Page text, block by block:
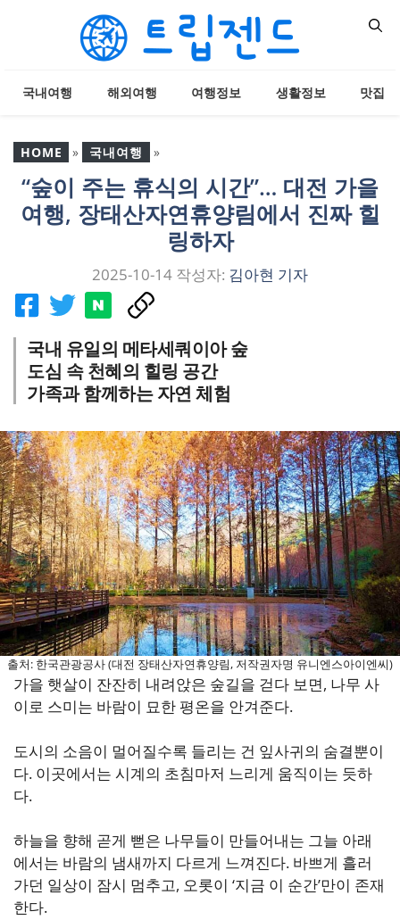
뛰
기
국내여행 해외여행 여행정보 생활정보 맛집
HOME » 국내여행 »
“숲이 주는 휴식의 시간”…
대전 가을여행, 장태산자
연휴양림에서 진짜 힐링하
“숲이 주는 휴식의 시간”… 대전 가을
여행, 장태산자연휴양림에서 진짜 힐
링하자
2025-10-14 작성자: 김아현 기자
국내 유일의 메타세쿼이아 숲
도심 속 천혜의 힐링 공간
가족과 함께하는 자연 체험
출처: 한국관광공사 (대전 장태산자연휴양림, 저작권자명 유니엔스아이엔씨)
가을 햇살이 잔잔히 내려앉은 숲길을 걷다 보면, 나무 사
이로 스미는 바람이 묘한 평온을 안겨준다.
도시의 소음이 멀어질수록 들리는 건 잎사귀의 숨결뿐이
다. 이곳에서는 시계의 초침마저 느리게 움직이는 듯하
다.
하늘을 향해 곧게 뻗은 나무들이 만들어내는 그늘 아래
에서는 바람의 냄새까지 다르게 느껴진다. 바쁘게 흘러
가던 일상이 잠시 멈추고, 오롯이 ‘지금 이 순간’만이 존재
한다.